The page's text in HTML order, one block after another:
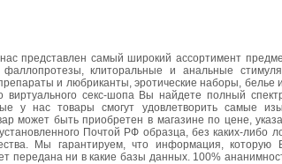
представлен самый широкий ассортимент
клиторальные и анальные
и любриканты, эротические наборы,
виртуального секс-шопа Вы найдете полный
у нас товары смогут удовлетворить самые
может быть приобретен в магазине по цене,
Почтой РФ образца, без каких-либо
Мы гарантируем, что информация,
передана ни в какие базы данных. 100%